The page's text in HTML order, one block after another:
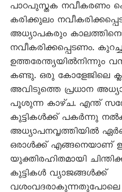
പാഠപുസ്തക നവീകരണം
കരിക്കുലം
അധ്യാപകരും
നവീകരിക്കപ്പെടണം.
ഉത്തരേന്ത്യയിൽനിന്നും
കണ്ടു. ഒരു കോളേജിലെ
അവിടുത്തെ പ്രധാന
പൂശുന്ന കാഴ്ച. എന്ത്
കുട്ടികള്‍ക്ക് പകര്‍ന്നു
അധ്യാപനവൃത്തിയില്‍
ഒരാള്‍ക്ക് എങ്ങനെയാണ്
യുക്തിരഹിതമായി
കുട്ടികള്‍ വ്യാജങ്ങള്‍ക്ക്
വശംവദരാകുന്നതുപോലെ